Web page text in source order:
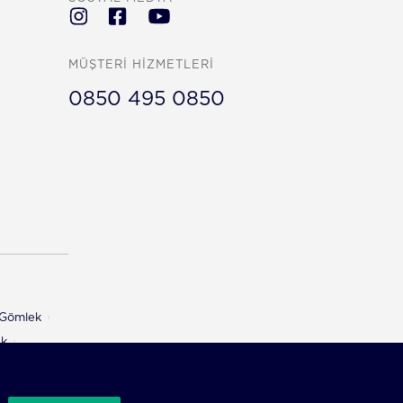
MÜŞTERİ HİZMETLERİ
0850 495 0850